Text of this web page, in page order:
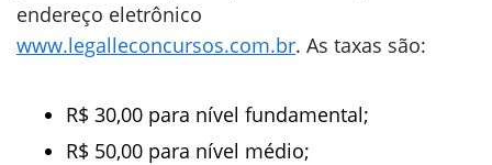
endereço eletrônico
www.legalleconcursos.com.br. As taxas são:
R$ 30,00 para nível fundamental;
R$ 50,00 para nível médio;